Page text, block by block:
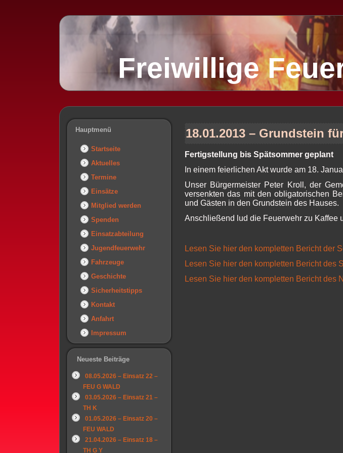
Freiwillige
Hauptmenü
Startseite
Aktuelles
Termine
Einsätze
Mitglied werden
Spenden
Einsatzabteilung
Jugendfeuerwehr
Fahrzeuge
Geschichte
Sicherheitstipps
Kontakt
Anfahrt
Impressum
Neueste Beiträge
08.05.2026 – Einsatz 22 –
FEU G WALD
03.05.2026 – Einsatz 21 –
TH K
01.05.2026 – Einsatz 20 –
FEU WALD
21.04.2026 – Einsatz 18 –
TH G Y
18.01.2013 – Grundstein
Fertigstellung bis Spätsommer geplant
In einem feierlichen Akt wurde am 18.
Unser Bürgermeister Peter Kroll, der
versenkten das mit den obligatorischen
und Gästen in den Grundstein des Hauses.
Anschließend lud die Feuerwehr zu Kaffee
Lesen Sie hier den kompletten Bericht der
Lesen Sie hier den kompletten Bericht des
Lesen Sie hier den kompletten Bericht des